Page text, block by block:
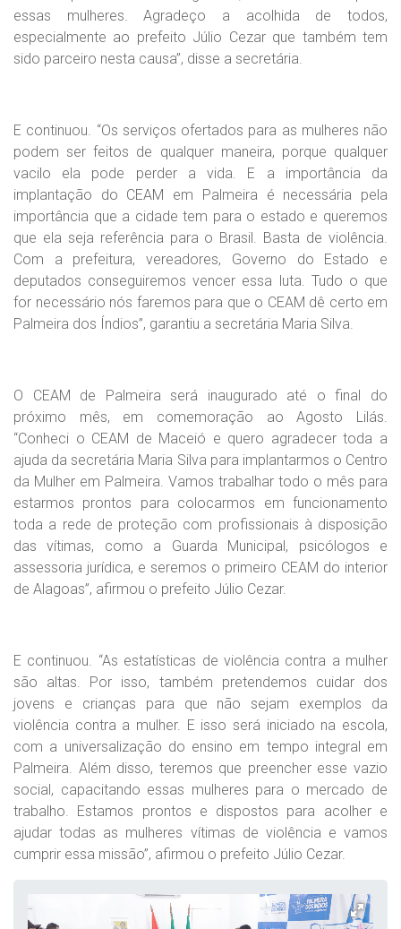
essas mulheres. Agradeço a acolhida de todos,
especialmente ao prefeito Júlio Cezar que também tem
sido parceiro nesta causa”, disse a secretária.
E continuou. “Os serviços ofertados para as mulheres não
podem ser feitos de qualquer maneira, porque qualquer
vacilo ela pode perder a vida. E a importância da
implantação do CEAM em Palmeira é necessária pela
importância que a cidade tem para o estado e queremos
que ela seja referência para o Brasil. Basta de violência.
Com a prefeitura, vereadores, Governo do Estado e
deputados conseguiremos vencer essa luta. Tudo o que
for necessário nós faremos para que o CEAM dê certo em
Palmeira dos Índios”, garantiu a secretária Maria Silva.
O CEAM de Palmeira será inaugurado até o final do
próximo mês, em comemoração ao Agosto Lilás.
“Conheci o CEAM de Maceió e quero agradecer toda a
ajuda da secretária Maria Silva para implantarmos o Centro
da Mulher em Palmeira. Vamos trabalhar todo o mês para
estarmos prontos para colocarmos em funcionamento
toda a rede de proteção com profissionais à disposição
das vítimas, como a Guarda Municipal, psicólogos e
assessoria jurídica, e seremos o primeiro CEAM do interior
de Alagoas”, afirmou o prefeito Júlio Cezar.
E continuou. “As estatísticas de violência contra a mulher
são altas. Por isso, também pretendemos cuidar dos
jovens e crianças para que não sejam exemplos da
violência contra a mulher. E isso será iniciado na escola,
com a universalização do ensino em tempo integral em
Palmeira. Além disso, teremos que preencher esse vazio
social, capacitando essas mulheres para o mercado de
trabalho. Estamos prontos e dispostos para acolher e
ajudar todas as mulheres vítimas de violência e vamos
cumprir essa missão”, afirmou o prefeito Júlio Cezar.